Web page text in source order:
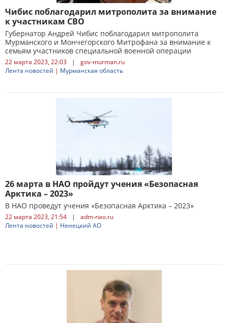
Чибис поблагодарил митрополита за внимание
к участникам СВО
Губернатор Андрей Чибис поблагодарил митрополита
Мурманского и Мончегорского Митрофана за внимание к
семьям участников специальной военной операции
22 марта 2023, 22:03 |
gov-murman.ru
Лента новостей | Мурманская область
26 марта в НАО пройдут учения «Безопасная
Арктика – 2023»
В НАО проведут учения «Безопасная Арктика – 2023»
22 марта 2023, 21:54 |
adm-nao.ru
Лента новостей | Ненецкий АО